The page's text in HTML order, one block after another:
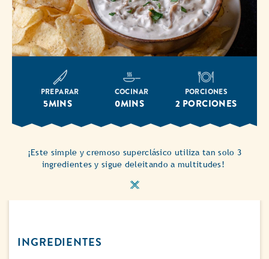
PREPARAR
5MINS
COCINAR
0MINS
PORCIONES
2 PORCIONES
¡Este simple y cremoso superclásico utiliza tan solo 3
ingredientes y sigue deleitando a multitudes!
INGREDIENTES